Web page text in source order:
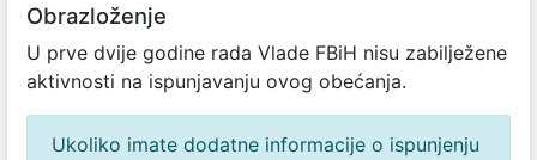
Obrazloženje
U prve dvije godine rada Vlade FBiH nisu zabilježene
aktivnosti na ispunjavanju ovog obećanja.
Ukoliko imate dodatne informacije o ispunjenju